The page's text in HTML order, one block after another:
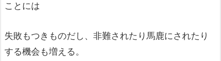
ことには
失敗もつきものだし、非難されたり馬鹿にされたり
する機会も増える。